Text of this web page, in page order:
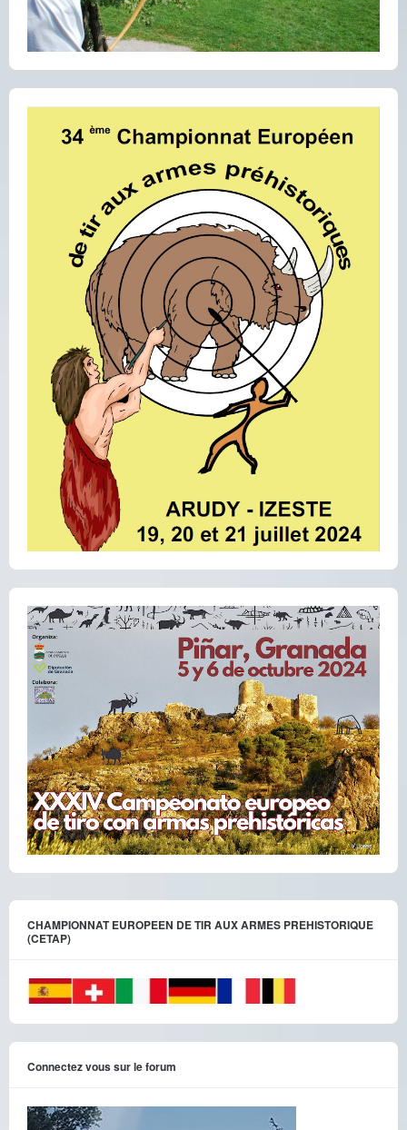
CHAMPIONNAT EUROPEEN DE TIR AUX ARMES PREHISTORIQUE
(CETAP)
Connectez vous sur le forum